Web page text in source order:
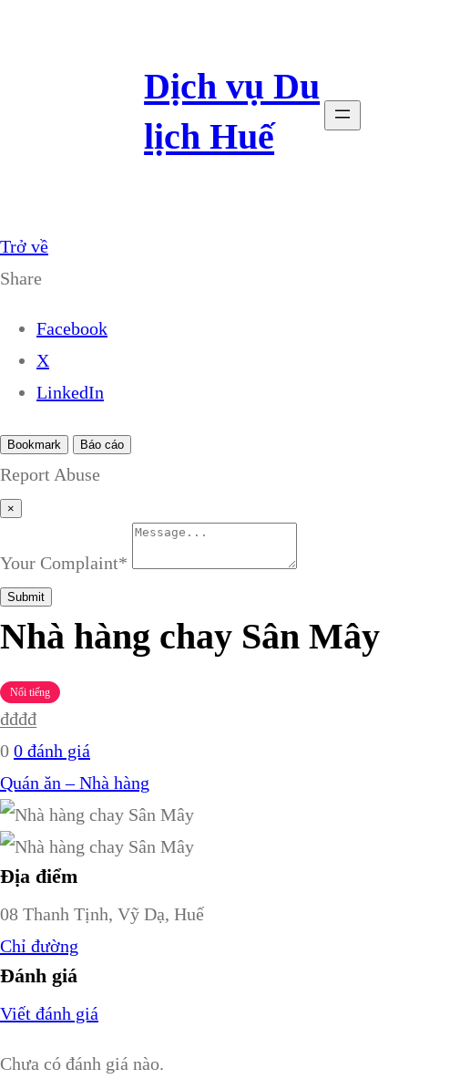
Dịch vụ Du
lịch Huế
Trở về
Share
Facebook
X
LinkedIn
Bookmark Báo cáo
Report Abuse
×
Your Complaint*
Submit
Nhà hàng chay Sân Mây
Nổi tiếng
₫₫₫₫
0 0 đánh giá
Quán ăn – Nhà hàng
Địa điểm
08 Thanh Tịnh, Vỹ Dạ, Huế
Chỉ đường
Đánh giá
Viết đánh giá
Chưa có đánh giá nào.